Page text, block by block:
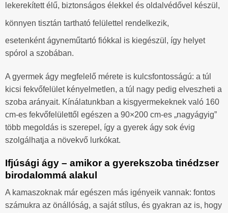
lekerekített élű, biztonságos élekkel és oldalvédővel készül,
könnyen tisztán tartható felülettel rendelkezik,
esetenként ágyneműtartó fiókkal is kiegészül, így helyet
spórol a szobában.
A gyermek ágy megfelelő mérete is kulcsfontosságú: a túl
kicsi fekvőfelület kényelmetlen, a túl nagy pedig elveszheti a
szoba arányait. Kínálatunkban a kisgyermekeknek való 160
cm-es fekvőfelülettől egészen a 90×200 cm-es „nagyágyig”
több megoldás is szerepel, így a gyerek ágy sok évig
szolgálhatja a növekvő lurkókat.
Ifjúsági ágy – amikor a gyerekszoba tinédzser
birodalommá alakul
A kamaszoknak már egészen más igényeik vannak: fontos
számukra az önállóság, a saját stílus, és gyakran az is, hogy